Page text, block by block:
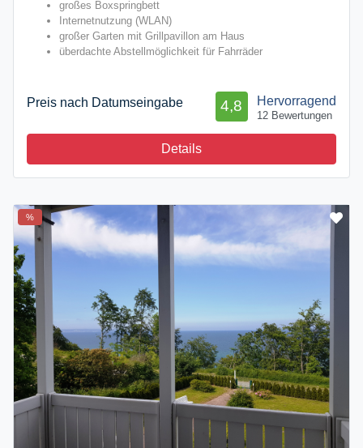
großes Boxspringbett
Internetnutzung (WLAN)
großer Garten mit Grillpavillon am Haus
überdachte Abstellmöglichkeit für Fahrräder
Preis nach Datumseingabe Hervorragend
4,8
12 Bewertungen
Details
%